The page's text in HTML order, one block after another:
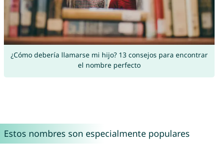
¿Cómo debería llamarse mi hijo? 13 consejos para encontrar
el nombre perfecto
Estos nombres son especialmente populares